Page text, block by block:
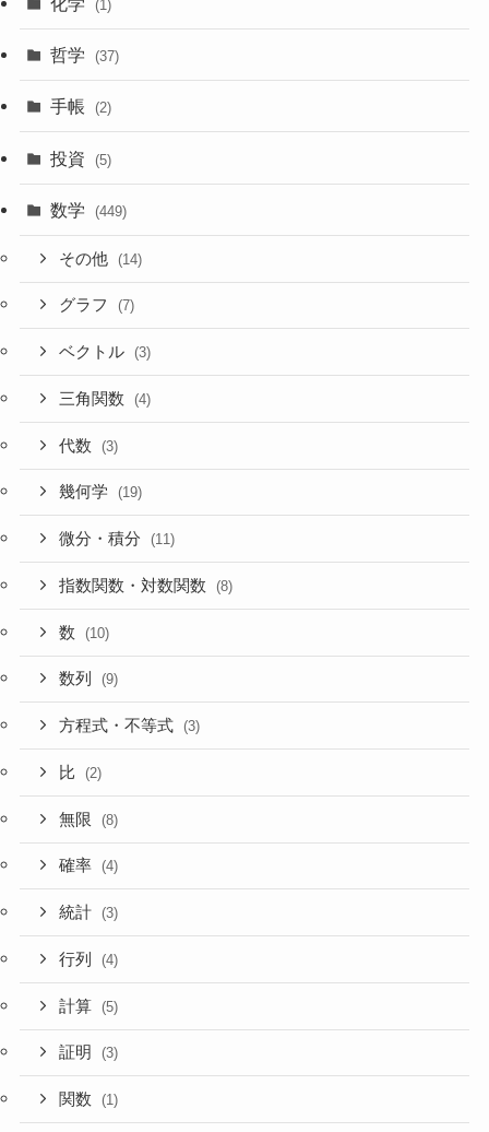
(1)
哲学 (37)
手帳 (2)
投資 (5)
数学 (449)
その他 (14)
グラフ (7)
ベクトル (3)
三角関数 (4)
代数 (3)
幾何学 (19)
微分・積分 (11)
指数関数・対数関数 (8)
数 (10)
数列 (9)
方程式・不等式 (3)
比 (2)
無限 (8)
確率 (4)
統計 (3)
行列 (4)
計算 (5)
証明 (3)
関数 (1)